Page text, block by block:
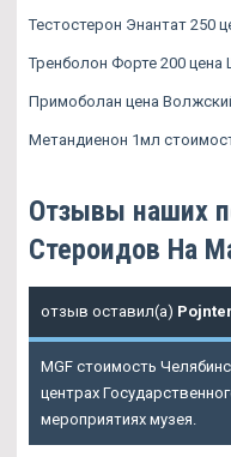
Тестостерон Энантат 250
Тренболон Форте 200
Примоболан цена
Метандиенон 1мл
Отзывы наших
Стероидов На
отзыв оставил(а) Pojnter
MGF стоимость
центрах
мероприятиях музея.